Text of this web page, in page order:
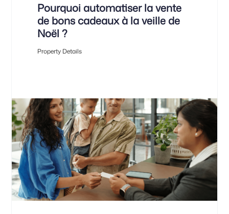
Pourquoi automatiser la vente
de bons cadeaux à la veille de
Noël ?
Property Details